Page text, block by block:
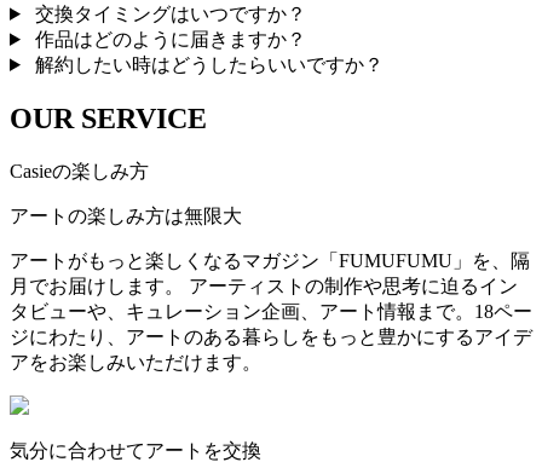
交換タイミングはいつですか？
作品はどのように届きますか？
解約したい時はどうしたらいいですか？
OUR SERVICE
Casieの楽しみ方
アートの楽しみ方は無限大
アートがもっと楽しくなるマガジン「FUMUFUMU」を、隔
月でお届けします。 アーティストの制作や思考に迫るイン
タビューや、キュレーション企画、アート情報まで。18ペー
ジにわたり、アートのある暮らしをもっと豊かにするアイデ
アをお楽しみいただけます。
気分に合わせてアートを交換